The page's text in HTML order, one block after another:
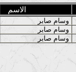
الاسم